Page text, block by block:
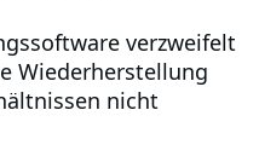
verzweifelt
Wiederherstellung
nicht